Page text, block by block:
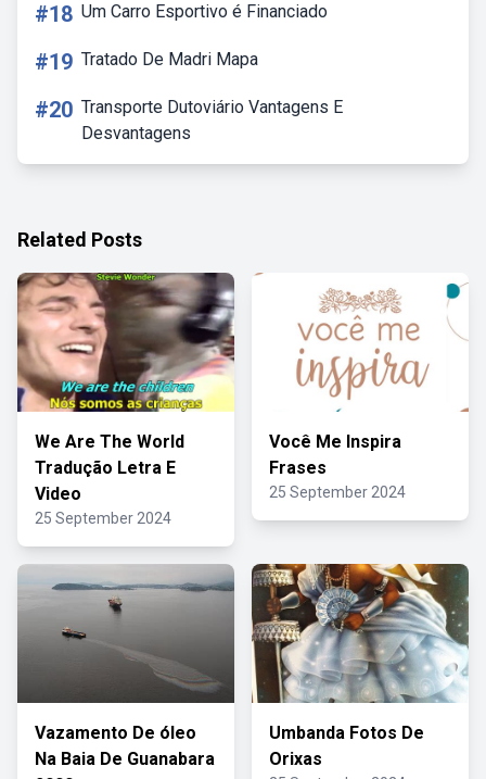
#18 Um Carro Esportivo é Financiado
#19 Tratado De Madri Mapa
#20 Transporte Dutoviário Vantagens E
Desvantagens
Related Posts
We Are The World
Tradução Letra E
Video
25 September 2024
Você Me Inspira
Frases
25 September 2024
Vazamento De óleo
Na Baia De Guanabara
Umbanda Fotos De
Orixas